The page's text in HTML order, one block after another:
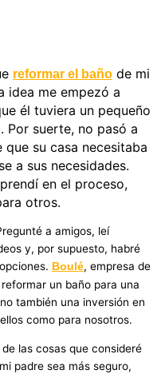
reformar el baño de mi
idea me empezó a
él tuviera un pequeño
Por suerte, no pasó a
su casa necesitaba
a sus necesidades.
en el proceso,
otros.
a amigos, leí
y, por supuesto, habré
Boulé, empresa de
un baño para una
también una inversión en
como para nosotros.
las cosas que consideré
padre sea más seguro,